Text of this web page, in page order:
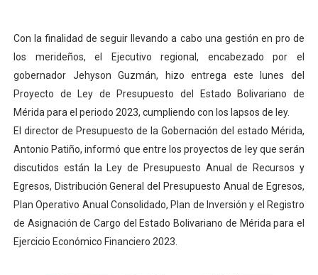
Inicia el plan vacacional Venezuela Renace en el
Entregan planta eléctrica para fortalecer la atención
Expertos inspeccionan espacios del OAN para la
Dictan MasterClass en el marco del Encuentro LAGO
Campo Elías avanza con plan de asfaltado
Encuentro estadal fortalece la coordinación de
Gobernador Arnaldo Sánchez apadrina a más de 993
Con la finalidad de seguir llevando a cabo una gestión en pro de
los merideños, el Ejecutivo regional, encabezado por el
gobernador Jehyson Guzmán, hizo entrega este lunes del
Proyecto de Ley de Presupuesto del Estado Bolivariano de
Mérida para el periodo 2023, cumpliendo con los lapsos de ley.
El director de Presupuesto de la Gobernación del estado Mérida,
Antonio Patiño, informó que entre los proyectos de ley que serán
discutidos están la Ley de Presupuesto Anual de Recursos y
Egresos, Distribución General del Presupuesto Anual de Egresos,
Plan Operativo Anual Consolidado, Plan de Inversión y el Registro
de Asignación de Cargo del Estado Bolivariano de Mérida para el
Ejercicio Económico Financiero 2023.